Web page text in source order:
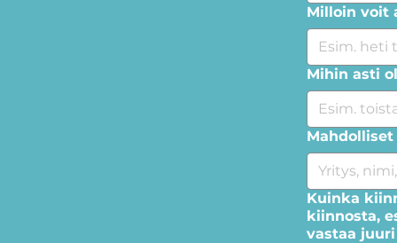
Milloin voit
Mihin asti
Kuinka
kiinnosta,
vastaa